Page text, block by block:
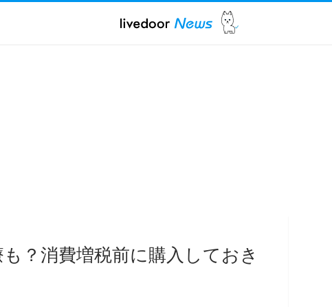
？消費増税前に購入しておき